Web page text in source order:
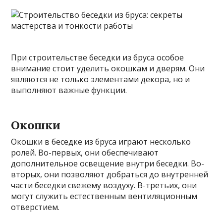
При строительстве беседки из бруса особое
внимание стоит уделить окошкам и дверям. Они
являются не только элементами декора, но и
выполняют важные функции.
Окошки
Окошки в беседке из бруса играют несколько
ролей. Во-первых, они обеспечивают
дополнительное освещение внутри беседки. Во-
вторых, они позволяют добраться до внутренней
части беседки свежему воздуху. В-третьих, они
могут служить естественным вентиляционным
отверстием.